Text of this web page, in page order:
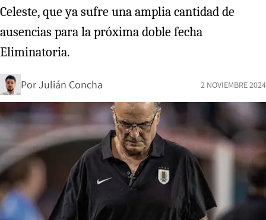
Celeste, que ya sufre una amplia cantidad de
ausencias para la próxima doble fecha
Eliminatoria.
PorJulián Concha 2 NOVIEMBRE 2024